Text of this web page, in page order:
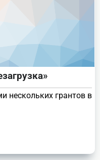
нескольких грантов в